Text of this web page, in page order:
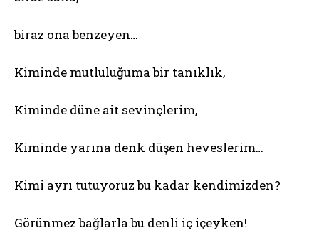
biraz ona benzeyen…
Kiminde mutluluğuma bir tanıklık,
Kiminde düne ait sevinçlerim,
Kiminde yarına denk düşen heveslerim…
Kimi ayrı tutuyoruz bu kadar kendimizden?
Görünmez bağlarla bu denli iç içeyken!